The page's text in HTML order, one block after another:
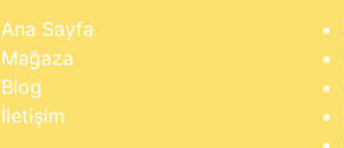
Ana Sayfa
Mağaza
Blog
İletişim